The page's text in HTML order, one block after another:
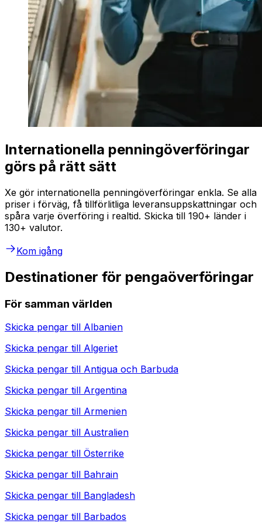
Internationella penningöverföringar
görs på rätt sätt
Xe gör internationella penningöverföringar enkla. Se alla
priser i förväg, få tillförlitliga leveransuppskattningar och
spåra varje överföring i realtid. Skicka till 190+ länder i
130+ valutor.
Kom igång
Destinationer för pengaöverföringar
För samman världen
Skicka pengar till Albanien
Skicka pengar till Algeriet
Skicka pengar till Antigua och Barbuda
Skicka pengar till Argentina
Skicka pengar till Armenien
Skicka pengar till Australien
Skicka pengar till Österrike
Skicka pengar till Bahrain
Skicka pengar till Bangladesh
Skicka pengar till Barbados